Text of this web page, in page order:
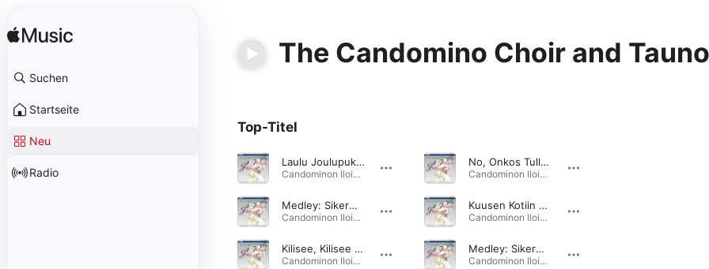
Suchen
Startseite
Neu
Radio
The Candomino Choir and
Top-Titel
Laulu Joulupukille
Candominon Iloinen Joulu · 1990
Medley: Sikermä - Koska Meillä On Joulu ; Joulu On Taas ; Porsaita Äidin Oomme Kaikki
Candominon Iloinen Joulu · 1990
Kilisee, Kilisee Kulkunen
Candominon Iloinen Joulu · 1990
No, Onkos Tullut Kesä? (Is It Suddenly Summer?)
Candominon Iloinen Joulu · 1990
Kuusen Kotiin Tuoda Saamme
Candominon Iloinen Joulu · 1990
Medley: Sikermä - Juokse Porosein ; Tonttujen Joulukiireet ; Arvaas Kuinka Tonttu-ukko ; Juhla On Verraton ; Hei, Tonttu-ukot Hy
Candominon Iloinen Joulu · 1990